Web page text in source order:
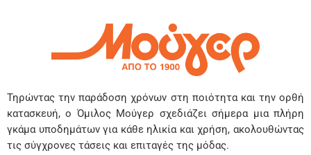
Τηρώντας την παράδοση χρόνων στη ποιότητα και την ορθή
κατασκευή, ο Όμιλος Μούγερ σχεδιάζει σήμερα μια πλήρη
γκάμα υποδημάτων για κάθε ηλικία και χρήση, ακολουθώντας
τις σύγχρονες τάσεις και επιταγές της μόδας.